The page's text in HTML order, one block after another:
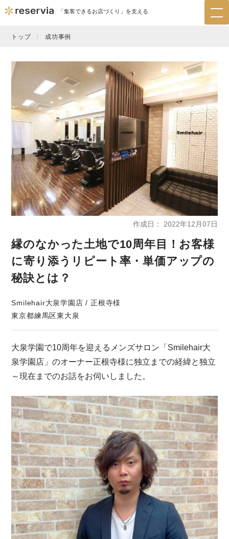
「集客できるお店づくり」を支える
トップ 成功事例
作成日 2022年12月07日
縁のなかった土地で10周年目！お客様
に寄り添うリピート率・単価アップの
秘訣とは？
Smilehair大泉学園店 / 正根寺様
東京都練馬区東大泉
大泉学園で10周年を迎えるメンズサロン「Smilehair大
泉学園店」のオーナー正根寺様に独立までの経緯と独立
～現在までのお話をお伺いしました。